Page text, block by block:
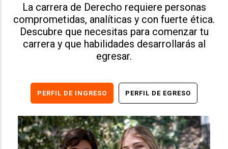
La carrera de Derecho requiere personas
comprometidas, analíticas y con fuerte ética.
Descubre que necesitas para comenzar tu
carrera y que habilidades desarrollarás al
egresar.
PERFIL DE INGRESO PERFIL DE EGRESO